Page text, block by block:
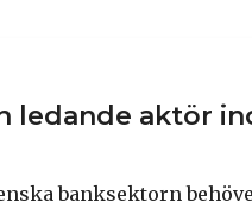
ledande aktör
banksektorn